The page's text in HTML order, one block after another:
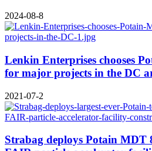
2024-08-8
Lenkin Enterprises chooses
for major projects in the DC
2021-07-2
Strabag deploys Potain MDT